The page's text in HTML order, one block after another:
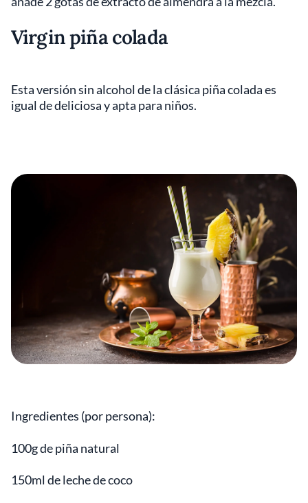
Virgin piña colada
Esta versión sin alcohol de la clásica piña colada es
igual de deliciosa y apta para niños.
Ingredientes (por persona):
100g de piña natural
150ml de leche de coco